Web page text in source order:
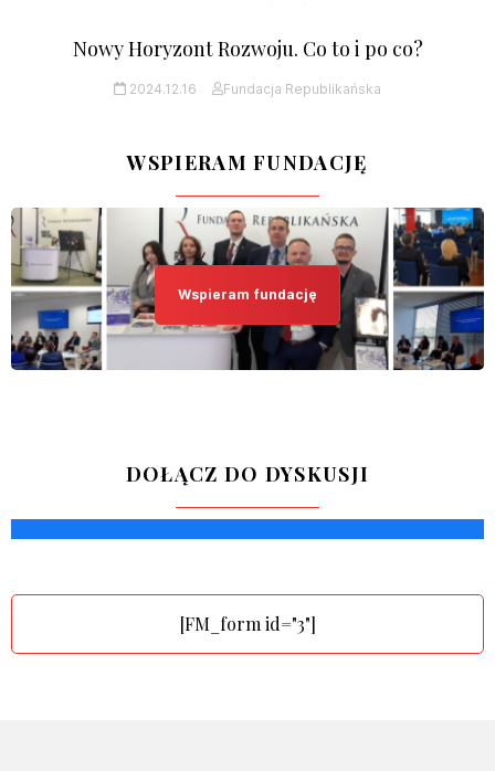
Nowy Horyzont Rozwoju. Co to i po co?
2024.12.16 Fundacja Republikańska
WSPIERAM FUNDACJĘ
Wspieram fundację
DOŁĄCZ DO DYSKUSJI
[FM_form id="3"]